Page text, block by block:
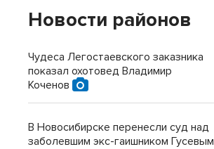
Новости районов
Чудеса Легостаевского заказника
показал охотовед Владимир
Коченов
В Новосибирске перенесли суд над
заболевшим экс-гаишником Гусевым